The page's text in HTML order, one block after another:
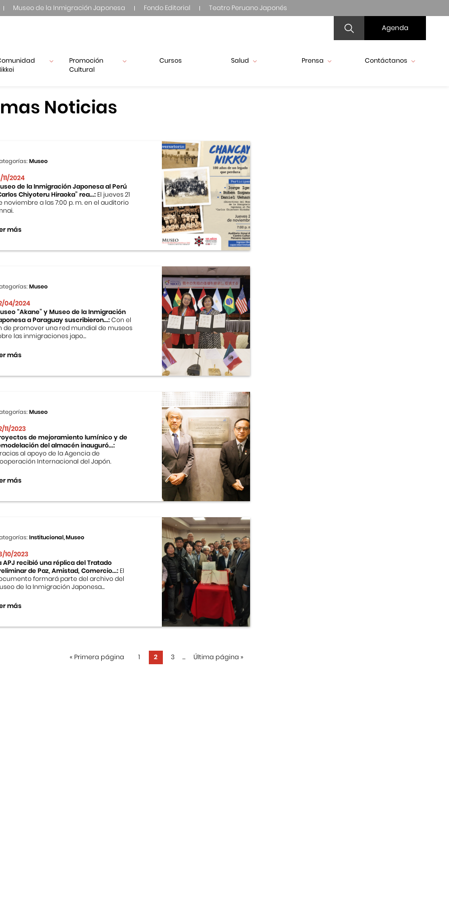
Museo de la Inmigración Japonesa Fondo Editorial Teatro Peruano Japonés
Agenda
Promoción
Cultural
Cursos Salud Prensa Contáctanos
Noticias
Museo
11/2024
de la Inmigración Japonesa al Perú
Chiyoteru Hiraoka” rea...: El jueves 21
noviembre a las 7:00 p. m. en el auditorio
más
Museo
04/2024
“Akane” y Museo de la Inmigración
a Paraguay suscribieron...:Con el
de promover una red mundial de museos
las inmigraciones japo...
más
Museo
11/2023
de mejoramiento lumínico y de
del almacén inauguró...:
al apoyo de la Agencia de
Internacional del Japón.
más
Institucional, Museo
10/2023
APJ recibió una réplica del Tratado
de Paz, Amistad, Comercio...: El
formará parte del archivo del
de la Inmigración Japonesa...
más
« Primera página 1 2 3 ... Última página »